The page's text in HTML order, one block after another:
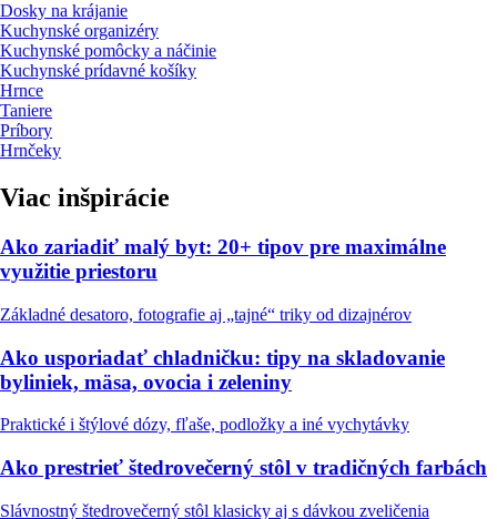
Dosky na krájanie
Kuchynské organizéry
Kuchynské pomôcky a náčinie
Kuchynské prídavné košíky
Hrnce
Taniere
Príbory
Hrnčeky
Viac inšpirácie
Ako zariadiť malý byt: 20+ tipov pre maximálne
využitie priestoru
Základné desatoro, fotografie aj „tajné“ triky od dizajnérov
Ako usporiadať chladničku: tipy na skladovanie
byliniek, mäsa, ovocia i zeleniny
Praktické i štýlové dózy, fľaše, podložky a iné vychytávky
Ako prestrieť štedrovečerný stôl v tradičných farbách
Slávnostný štedrovečerný stôl klasicky aj s dávkou zveličenia